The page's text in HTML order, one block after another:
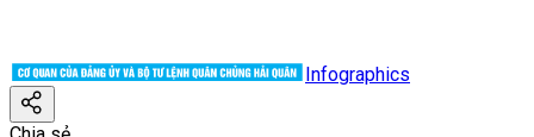
Infographics